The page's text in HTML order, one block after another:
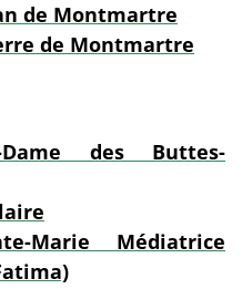
de Montmartre
de Montmartre
Dame des Buttes-
Marie Médiatrice